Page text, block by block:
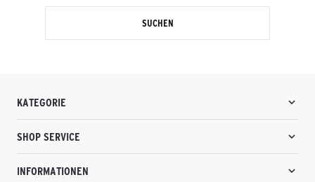
SUCHEN
KATEGORIE
SHOP SERVICE
INFORMATIONEN